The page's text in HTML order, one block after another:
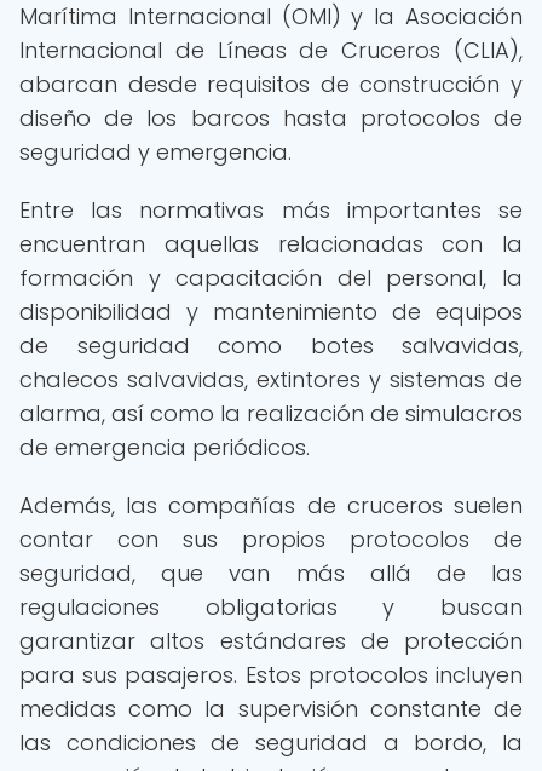
Marítima Internacional (OMI) y la Asociación
Internacional de Líneas de Cruceros (CLIA),
abarcan desde requisitos de construcción y
diseño de los barcos hasta protocolos de
seguridad y emergencia.
Entre las normativas más importantes se
encuentran aquellas relacionadas con la
formación y capacitación del personal, la
disponibilidad y mantenimiento de equipos
de seguridad como botes salvavidas,
chalecos salvavidas, extintores y sistemas de
alarma, así como la realización de simulacros
de emergencia periódicos.
Además, las compañías de cruceros suelen
contar con sus propios protocolos de
seguridad, que van más allá de las
regulaciones obligatorias y buscan
garantizar altos estándares de protección
para sus pasajeros. Estos protocolos incluyen
medidas como la supervisión constante de
las condiciones de seguridad a bordo, la